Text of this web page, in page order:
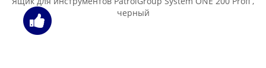
Ящик для инструментов PatrolGroup Qbrick System PRO